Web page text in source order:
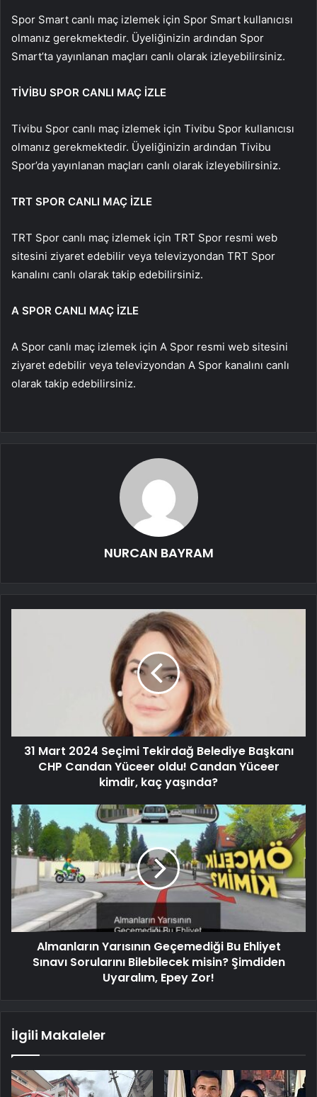
Spor Smart canlı maç izlemek için Spor Smart kullanıcısı
olmanız gerekmektedir. Üyeliğinizin ardından Spor
Smart’ta yayınlanan maçları canlı olarak izleyebilirsiniz.
TİVİBU SPOR CANLI MAÇ İZLE
Tivibu Spor canlı maç izlemek için Tivibu Spor kullanıcısı
olmanız gerekmektedir. Üyeliğinizin ardından Tivibu
Spor’da yayınlanan maçları canlı olarak izleyebilirsiniz.
TRT SPOR CANLI MAÇ İZLE
TRT Spor canlı maç izlemek için TRT Spor resmi web
sitesini ziyaret edebilir veya televizyondan TRT Spor
kanalını canlı olarak takip edebilirsiniz.
A SPOR CANLI MAÇ İZLE
A Spor canlı maç izlemek için A Spor resmi web sitesini
ziyaret edebilir veya televizyondan A Spor kanalını canlı
olarak takip edebilirsiniz.
NURCAN BAYRAM
31 Mart 2024 Seçimi Tekirdağ Belediye Başkanı
CHP Candan Yüceer oldu! Candan Yüceer
kimdir, kaç yaşında?
Almanların Yarısının Geçemediği Bu Ehliyet
Sınavı Sorularını Bilebilecek misin? Şimdiden
Uyaralım, Epey Zor!
İlgili Makaleler